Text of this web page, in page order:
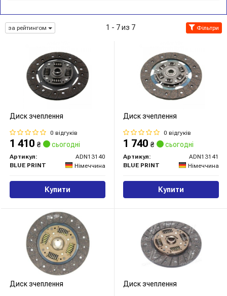
за рейтингом 1 - 7 из 7 Фільтри
Диск зчеплення
0 відгуків
1 410 ₴ сьогодні
Артикул:
ADN13140
BLUE PRINT
Німеччина
Купити
Диск зчеплення
0 відгуків
1 740 ₴ сьогодні
Артикул:
ADN13141
BLUE PRINT
Німеччина
Купити
Диск зчеплення Диск зчеплення